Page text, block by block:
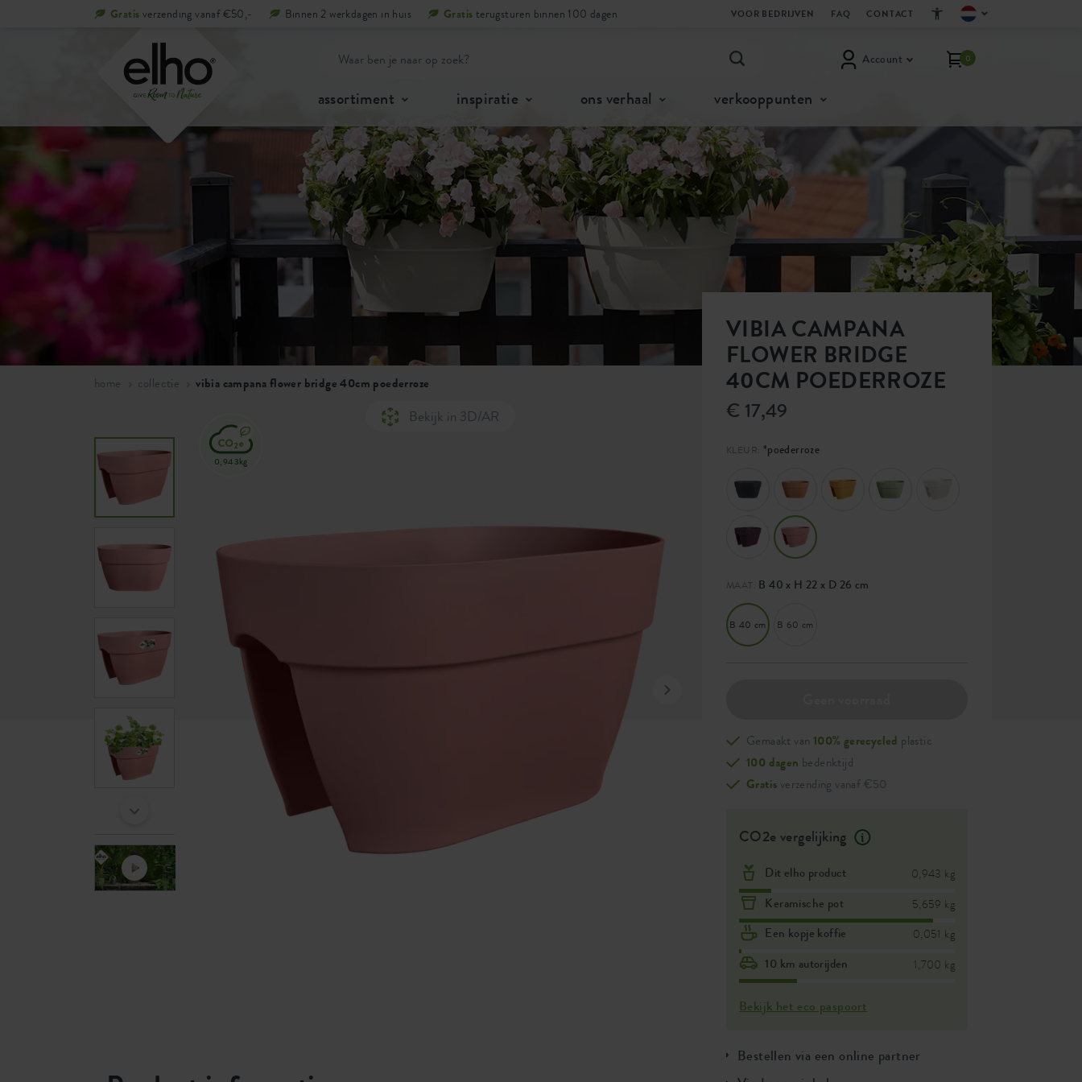
Gratis verzending vanaf €50,- Binnen 2 werkdagen in huis Gratis terugsturen binnen 100 dagen VOOR BEDRIJVEN FAQ CONTACT
Account 0
assortiment inspiratie ons verhaal verkooppunten
home collectie vibia campana flower bridge 40cm poederroze
VIBIA CAMPANA
FLOWER BRIDGE
40CM POEDERROZE
€ 17,49
KLEUR: *poederroze
MAAT: B 40 x H 22 x D 26 cm
B 40 cm B 60 cm
Gemaakt van 100% gerecycled plastic
100 dagen bedenktijd
Gratis verzending vanaf €50
CO2e vergelijking
Dit elho product 0,943 kg
Keramische pot 5,659 kg
Een kopje koffie 0,051 kg
10 km autorijden 1,700 kg
Bekijk het eco paspoort
Bestellen via een online partner
0,943kg
Bekijk in 3D/AR